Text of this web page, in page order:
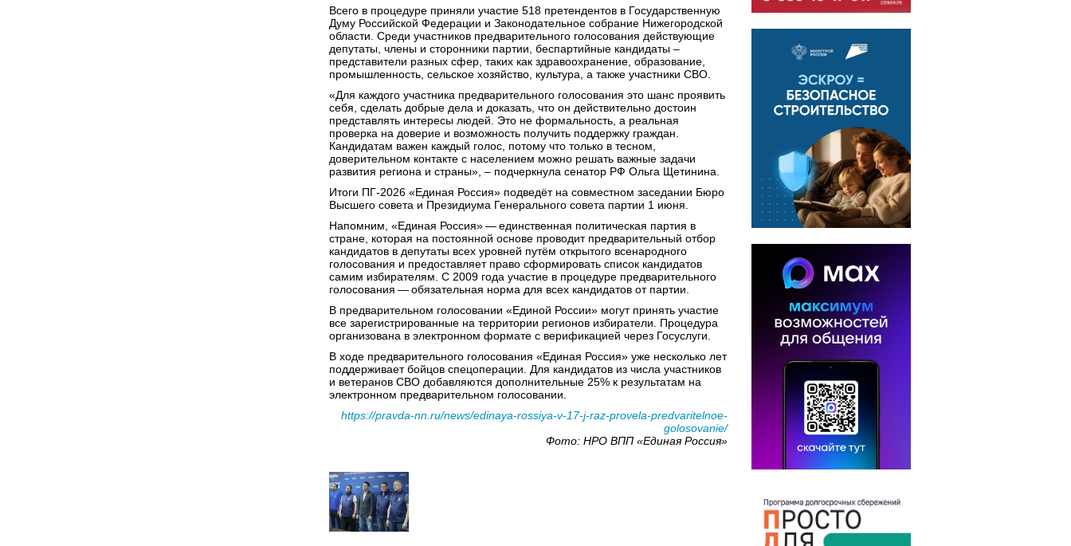
Всего в процедуре приняли участие 518 претендентов в Государственную
Думу Российской Федерации и Законодательное собрание Нижегородской
области. Среди участников предварительного голосования действующие
депутаты, члены и сторонники партии, беспартийные кандидаты –
представители разных сфер, таких как здравоохранение, образование,
промышленность, сельское хозяйство, культура, а также участники СВО.
«Для каждого участника предварительного голосования это шанс проявить
себя, сделать добрые дела и доказать, что он действительно достоин
представлять интересы людей. Это не формальность, а реальная
проверка на доверие и возможность получить поддержку граждан.
Кандидатам важен каждый голос, потому что только в тесном,
доверительном контакте с населением можно решать важные задачи
развития региона и страны», – подчеркнула сенатор РФ Ольга Щетинина.
Итоги ПГ-2026 «Единая Россия» подведёт на совместном заседании Бюро
Высшего совета и Президиума Генерального совета партии 1 июня.
Напомним, «Единая Россия» — единственная политическая партия в
стране, которая на постоянной основе проводит предварительный отбор
кандидатов в депутаты всех уровней путём открытого всенародного
голосования и предоставляет право сформировать список кандидатов
самим избирателям. С 2009 года участие в процедуре предварительного
голосования — обязательная норма для всех кандидатов от партии.
В предварительном голосовании «Единой России» могут принять участие
все зарегистрированные на территории регионов избиратели. Процедура
организована в электронном формате с верификацией через Госуслуги.
В ходе предварительного голосования «Единая Россия» уже несколько лет
поддерживает бойцов спецоперации. Для кандидатов из числа участников
и ветеранов СВО добавляются дополнительные 25% к результатам на
электронном предварительном голосовании.
https://pravda-nn.ru/news/edinaya-rossiya-v-17-j-raz-provela-predvaritelnoe-
golosovanie/
Фото: НРО ВПП «Единая Россия»